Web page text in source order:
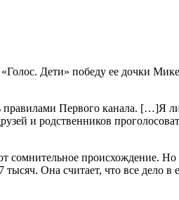
Дети» победу ее дочки
правилами Первого канала. […]Я
и родственников
происхождение.
Она считает, что все дело